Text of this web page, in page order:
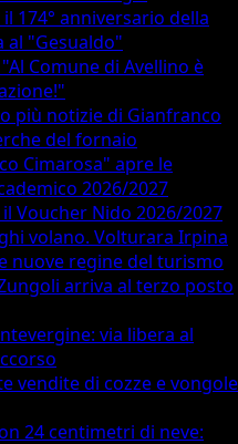
174° anniversario della
al "Gesualdo"
Comune di Avellino è
più notizie di Gianfranco
del fornaio
Cimarosa" apre le
2026/2027
Voucher Nido 2026/2027
volano. Volturara Irpina
nuove regine del turismo
arriva al terzo posto
via libera al
vendite di cozze e vongole
24 centimetri di neve: